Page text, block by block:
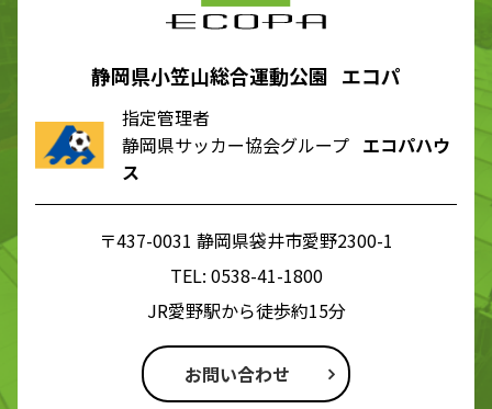
静岡県小笠山総合運動公園 エコパ
指定管理者
静岡県サッカー協会グループ エコパハウ
ス
〒437-0031 静岡県袋井市愛野2300-1
TEL: 0538-41-1800
JR愛野駅から徒歩約15分
お問い合わせ